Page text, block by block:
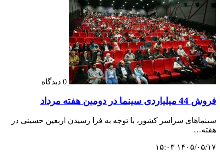
0 دیدگاه
فروش 44 میلیاردی سینما در دومین هفته مرداد
سینماهای سراسر کشور، با توجه به فرا رسیدن اربعین حسینی در
هفته‌…
۱۴۰۵/۰۵/۱۷ ۱۵:۰۳